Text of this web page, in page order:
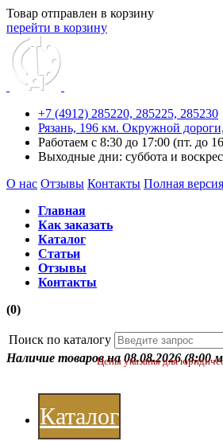
Товар отправлен в корзину
перейти в корзину
+7 (4912) 285220, 285225, 285230
Рязань, 196 км. Окружной
Работаем с 8:30 до 17:00 (пт. до
Выходные дни: суббота и
О нас Отзывы Контакты Полная версия
Главная
Как заказать
Каталог
Статьи
Отзывы
Контакты
(0)
Поиск по каталогу
Наличие товаров на 08.08.2026 (8:00
Цены указаны для
Каталог